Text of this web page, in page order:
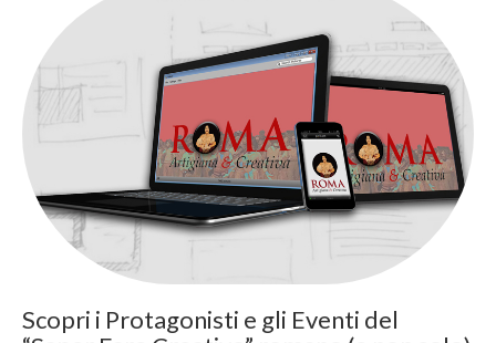
Scopri i Protagonisti e gli Eventi del